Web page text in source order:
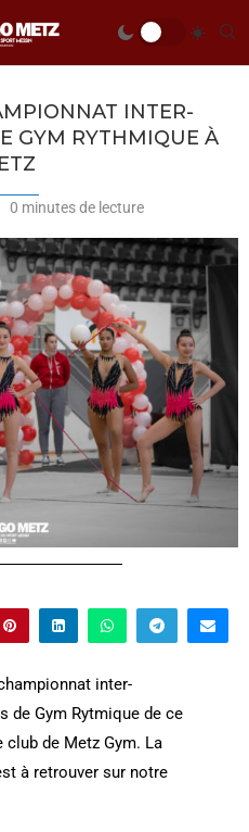
INTER-
GYM RYTHMIQUE À
0 minutes de lecture
inter-
de Gym Rytmique de ce
de Metz Gym. La
à retrouver sur notre